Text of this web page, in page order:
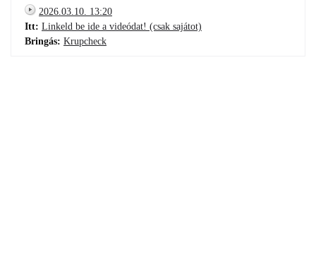
2026.03.10. 13:20
Itt: Linkeld be ide a videódat! (csak sajátot)
Bringás: Krupcheck